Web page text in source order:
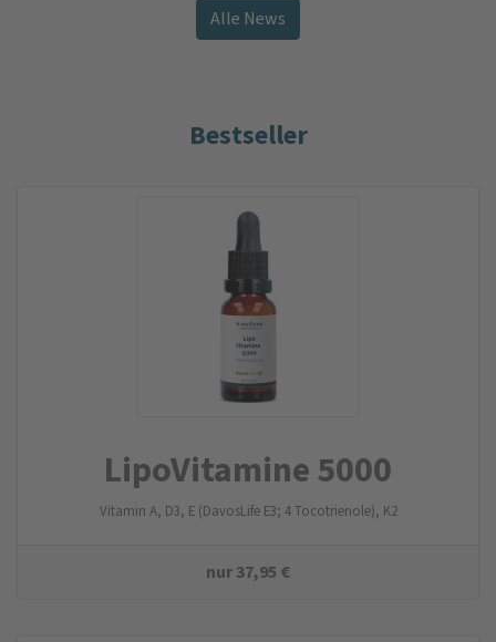
Alle News
Bestseller
LipoVitamine 5000
Vitamin A, D3, E (DavosLife E3; 4 Tocotrienole), K2
nur37,95 €